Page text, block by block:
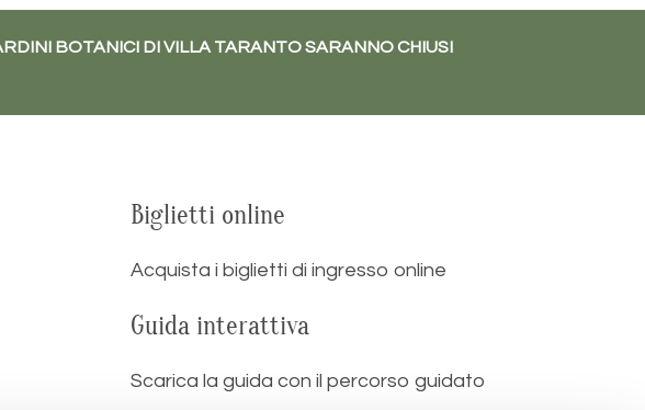
BOTANICI DI VILLA TARANTO SARANNO CHIUSI
Biglietti online
Acquista i biglietti di ingresso online
Guida interattiva
Scarica la guida con il percorso guidato